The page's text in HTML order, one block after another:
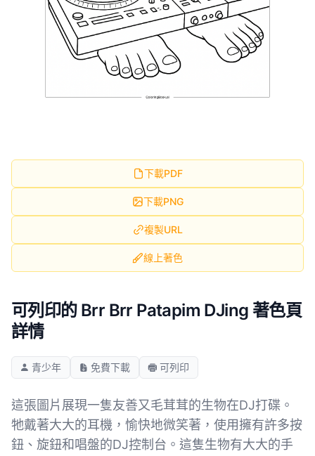
下載PDF
下載PNG
複製URL
線上著色
可列印的 Brr Brr Patapim DJing 著色頁
詳情
青少年 免費下載 可列印
這張圖片展現一隻友善又毛茸茸的生物在DJ打碟。
牠戴著大大的耳機，愉快地微笑著，使用擁有許多按
鈕、旋鈕和唱盤的DJ控制台。這隻生物有大大的手